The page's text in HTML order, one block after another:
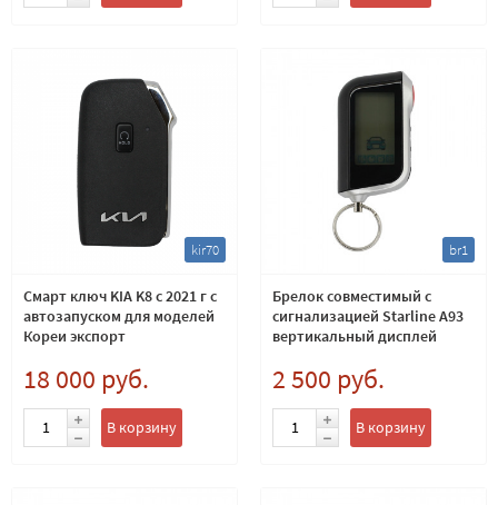
kir70
Смарт ключ KIA K8 c 2021 г с
автозапуском для моделей
Кореи экспорт
18 000 руб.
В корзину
br1
Брелок совместимый с
сигнализацией Starline A93
вертикальный дисплей
2 500 руб.
В корзину